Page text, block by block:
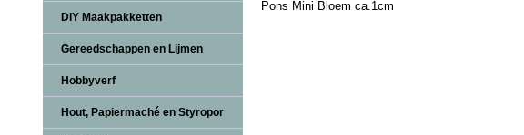
DIY Maakpakketten
Gereedschappen en Lijmen
Hobbyverf
Hout, Papiermaché en Styropor
Pons Mini Bloem ca.1cm